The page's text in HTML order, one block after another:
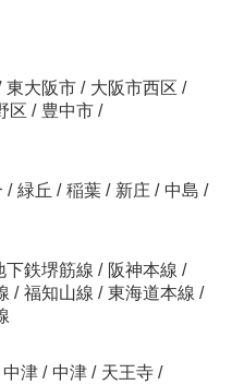
東大阪市 / 大阪市西区 /
区 / 豊中市 /
/ 緑丘 / 稲葉 / 新庄 / 中島 /
下鉄堺筋線 / 阪神本線 /
/ 福知山線 / 東海道本線 /
中津 / 中津 / 天王寺 /